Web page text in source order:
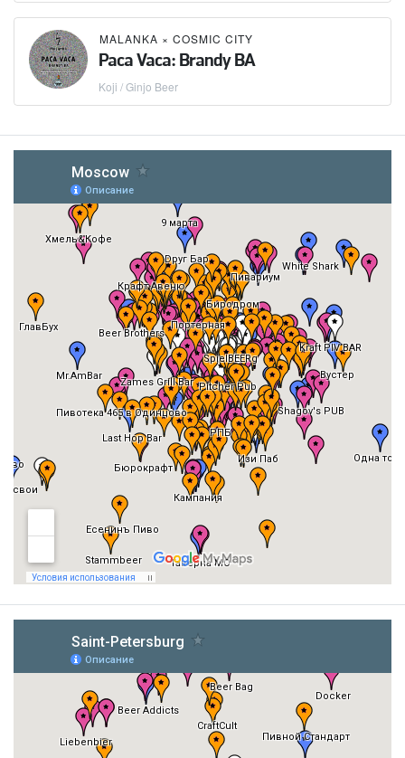
MALANKA × COSMIC CITY
Paca Vaca: Brandy BA
Koji / Ginjo Beer